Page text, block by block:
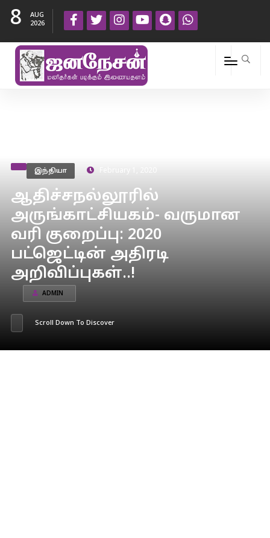
8
AUG
2026
இந்தியா
ஆதிச்சநல்லூரில்
அருங்காட்சியகம்- வருமான
வரி குறைப்பு: 2020
பட்ஜெட்டின் அதிரடி
அறிவிப்புகள்..!
ADMIN
Scroll Down To Discover